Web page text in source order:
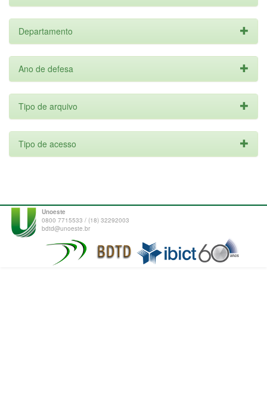
Departamento
Ano de defesa
Tipo de arquivo
Tipo de acesso
Unoeste
0800 7715533 / (18) 32292003
bdtd@unoeste.br